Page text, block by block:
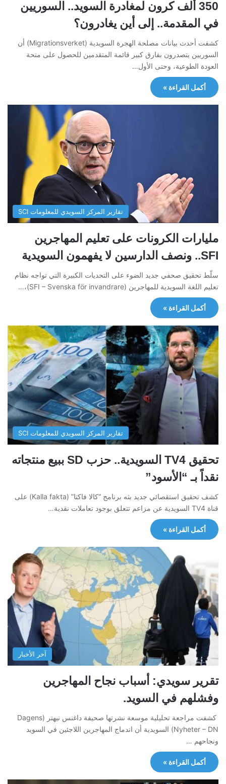
350 ألف كرون لمغادرة السويد.. السوريين
في المقدمة.. إلى أين يغادرون؟
كشفت أحدث بيانات مصلحة الهجرة السويدية (Migrationsverket) أن
السوريين يتصدرون بفارق كبير قائمة المتقدمين للحصول على منحة
العودة الطوعية، وحتى الأول…
أكمل القراءة »
تقارير المركز السويدي للمعلومات SCI
مليارات الكرونات على تعليم المهاجرين
SFI.. ونصف الدارسين لا يفهمون السويدية
سلّط تحقيق صحفي جديد الضوء على التحديات الكبيرة التي تواجه نظام
تعليم اللغة السويدية للمهاجرين (SFI – Svenska för invandrare)،…
أكمل القراءة »
تقارير المركز السويدي للمعلومات SCI
تحقيق TV4 السويدية.. حزب SD ببيع منتجاته
نقداً بـ “الأسود”
كشف تحقيق استقصائي جديد بثه برنامج “كالا فاكتا” (Kalla fakta) على
قناة TV4 السويدية عن مزاعم تتعلق بوجود تعاملات نقدية…
أكمل القراءة »
آخر الأخبار
تقرير سويدي: أسباب نجاح المهاجرين
وفشلهم في السويد.
كشفت مراجعة تحليلية موسعة نشرتها صحيفة داغنس نيهتر (Dagens
Nyheter – DN) السويدية أن اندماج المهاجرين اللاجئين في السويد
ونجاحهم …
أكمل القراءة »